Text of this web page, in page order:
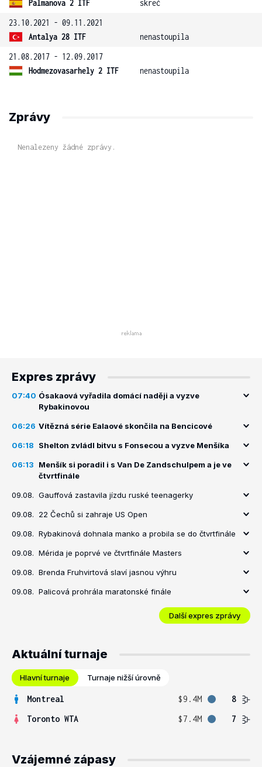
Palmanova 2 ITF
skreč
23.10.2021 - 09.11.2021
Antalya 28 ITF
nenastoupila
21.08.2017 - 12.09.2017
Hodmezovasarhely 2 ITF
nenastoupila
Zprávy
Nenalezeny žádné zprávy.
Expres zprávy
07:40 Ósakaová vyřadila domácí naději a vyzve
Rybakinovou
06:26 Vítězná série Ealaové skončila na Bencicové
06:18 Shelton zvládl bitvu s Fonsecou a vyzve Menšíka
06:13
Menšík si poradil i s Van De Zandschulpem a je ve
čtvrtfinále
09.08. Gauffová zastavila jízdu ruské teenagerky
09.08. 22 Čechů si zahraje US Open
09.08. Rybakinová dohnala manko a probila se do čtvrtfinále
09.08. Mérida je poprvé ve čtvrtfinále Masters
09.08. Brenda Fruhvirtová slaví jasnou výhru
09.08. Palicová prohrála maratonské finále
Další expres zprávy
Aktuální turnaje
Hlavní turnaje Turnaje nižší úrovně
Montreal $9.4M
8
Toronto WTA
$7.4M 7
Vzájemné zápasy